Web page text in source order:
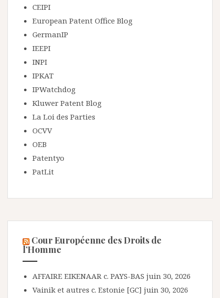
CEIPI
European Patent Office Blog
GermanIP
IEEPI
INPI
IPKAT
IPWatchdog
Kluwer Patent Blog
La Loi des Parties
OCVV
OEB
Patentyo
PatLit
Cour Européenne des Droits de
l’Homme
AFFAIRE EIKENAAR c. PAYS-BAS juin 30, 2026
Vainik et autres c. Estonie [GC] juin 30, 2026